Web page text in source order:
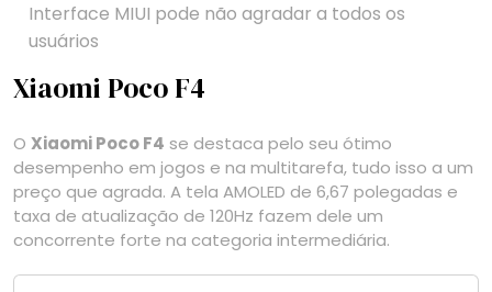
Interface MIUI pode não agradar a todos os
usuários
Xiaomi Poco F4
O Xiaomi Poco F4 se destaca pelo seu ótimo
desempenho em jogos e na multitarefa, tudo isso a um
preço que agrada. A tela AMOLED de 6,67 polegadas e
taxa de atualização de 120Hz fazem dele um
concorrente forte na categoria intermediária.